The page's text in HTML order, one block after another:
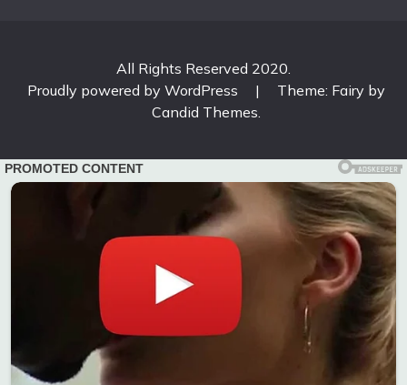
All Rights Reserved 2020.
Proudly powered by WordPress
|
Theme: Fairy by
Candid Themes.